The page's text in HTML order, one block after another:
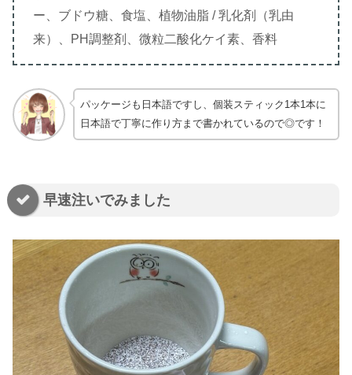
ー、ブドウ糖、食塩、植物油脂 / 乳化剤（乳由
来）、PH調整剤、微粒二酸化ケイ素、香料
パッケージも日本語ですし、個装スティック1本1本に
日本語で丁寧に作り方まで書かれているので◎です！
早速注いでみました